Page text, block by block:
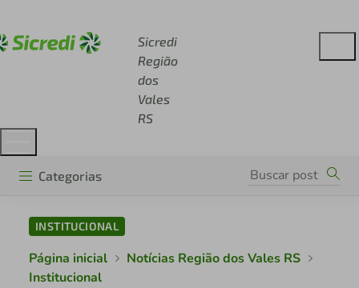
Sicredi
Região
dos
Vales
RS
Categorias
INSTITUCIONAL
Página inicial
Notícias Região dos Vales RS
Institucional